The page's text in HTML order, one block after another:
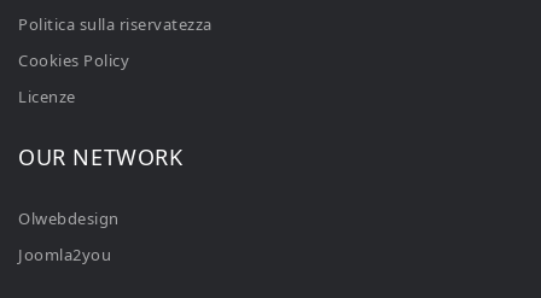
Politica sulla riservatezza
Cookies Policy
Licenze
OUR NETWORK
Olwebdesign
Joomla2you